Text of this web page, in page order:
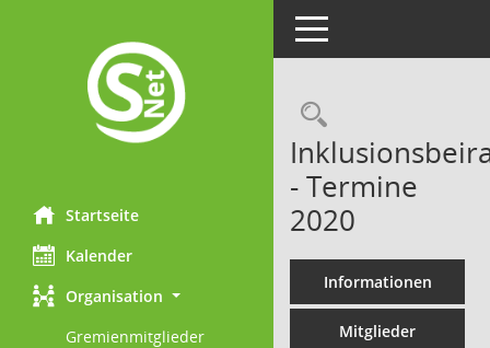
Startseite
Kalender
Organisation
Gremienmitglieder
Toggle navigation
- Termine
2020
Informationen
Mitglieder